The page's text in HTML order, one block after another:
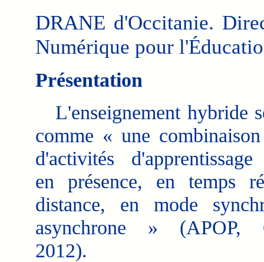
DRANE d'Occitanie.
Numérique pour
Présentation
L'enseignement hybride
comme « une
d'activités
en présence, en temps
distance, en mode
asynchrone » (APOP,
2012).